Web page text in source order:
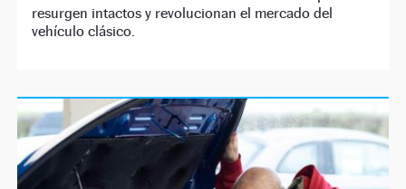
resurgen intactos y revolucionan el mercado del
vehículo clásico.